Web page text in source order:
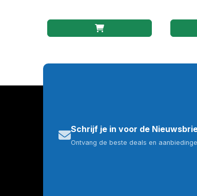
Schrijf je in voor de
Ontvang de beste deals en